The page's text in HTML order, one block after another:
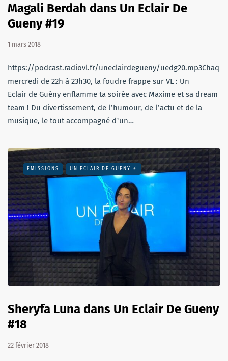
Magali Berdah dans Un Eclair De
Gueny #19
1 mars 2018
https://podcast.radiovl.fr/uneclairdegueny/uedg20.mp3Chaque
mercredi de 22h à 23h30, la foudre frappe sur VL : Un
Eclair de Guény enflamme ta soirée avec Maxime et sa dream
team ! Du divertissement, de lʼhumour, de lʼactu et de la
musique, le tout accompagné dʼun…
EMISSIONS UN ÉCLAIR DE GUENY ⚡️
Sheryfa Luna dans Un Eclair De Gueny
#18
22 février 2018